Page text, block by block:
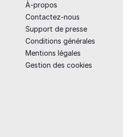
À-propos
Contactez-nous
Support de presse
Conditions générales
Mentions légales
Gestion des cookies